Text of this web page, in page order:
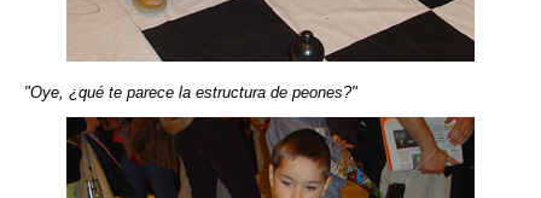
"Oye, ¿qué te parece la estructura de peones?"